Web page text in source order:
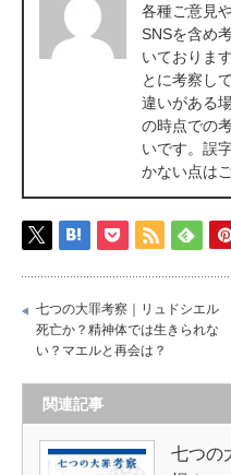
各種ご意見
SNSを含め
いておりま
とに考察し
違いがある
の時点での
いです。誤
かない点は
七つの大罪考察｜リュドシエル
死亡か？精神体では生きられな
い？マエルと再会は？
関連記事
七つの